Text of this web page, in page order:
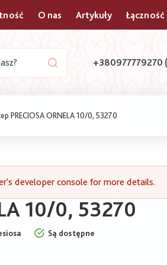
O nas Artykuły Łączność
+380977779270
PRECIOSA ORNELA 10/0, 53270
developer console for more details.
10/0, 53270
Są dostępne